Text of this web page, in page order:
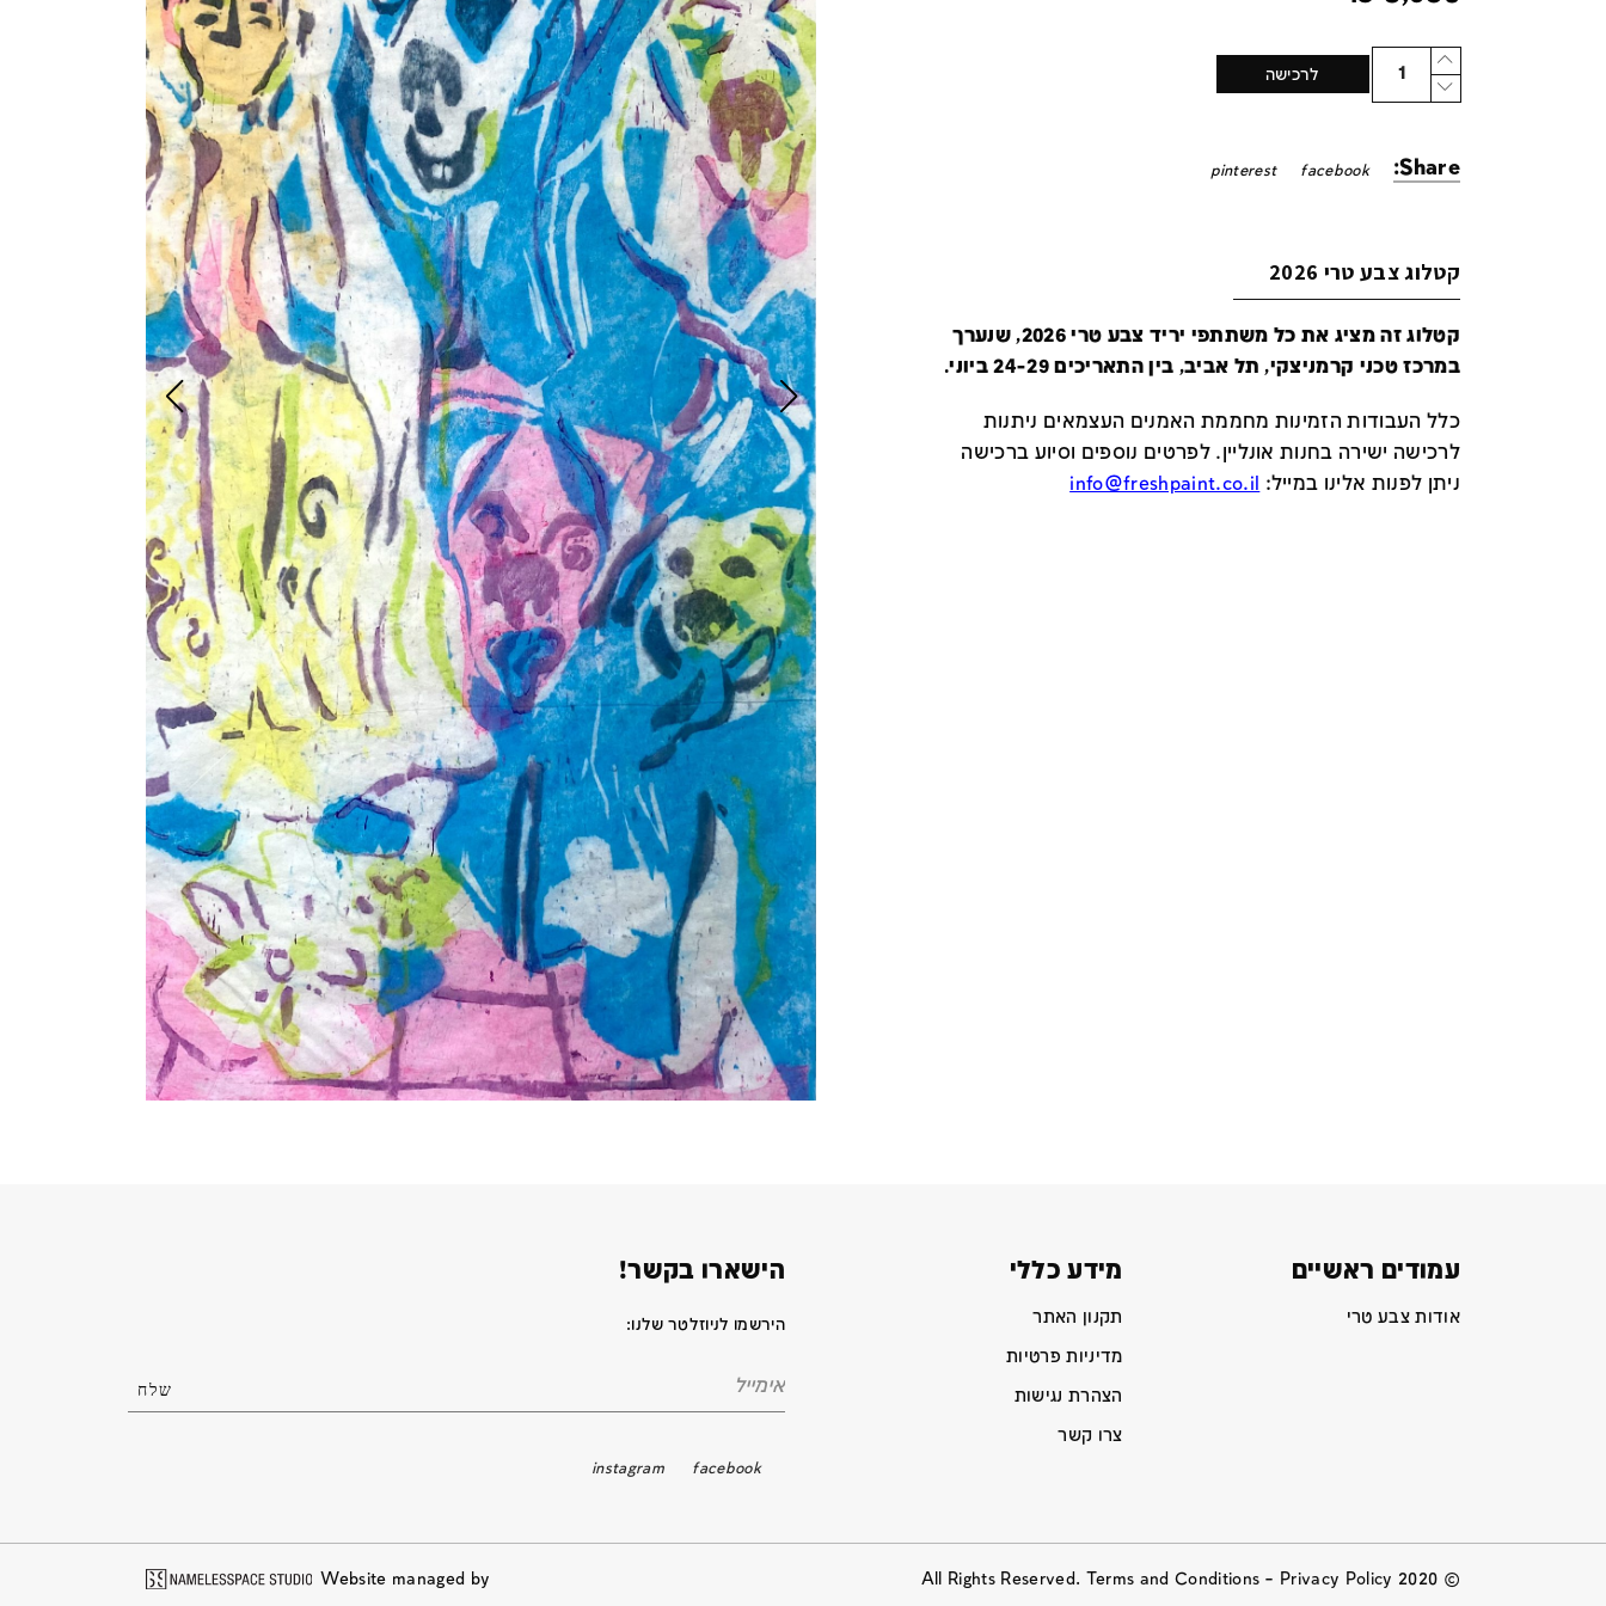
Quantity
לרכישה
Share:
facebook
pinterest
קטלוג צבע טרי 2026
קטלוג זה מציג את כל משתתפי יריד צבע טרי 2026, שנערך
במרכז טכני קרמניצקי, תל אביב, בין התאריכים 24-29 ביוני.
כלל העבודות הזמינות מחממת האמנים העצמאים ניתנות
לרכישה ישירה בחנות אונליין.לפרטים נוספים וסיוע ברכישה
ניתן לפנות אלינו במייל:
info@freshpaint.co.il
עמודים ראשיים
אודות צבע טרי
מידע כללי
תקנון האתר
מדיניות פרטיות
הצהרת נגישות
צרו קשר
הישארו בקשר!
הירשמו לניוזלטר שלנו:
facebook
instagram
© 2020 All Rights Reserved. Terms and Conditions –
Privacy Policy
Website managed by